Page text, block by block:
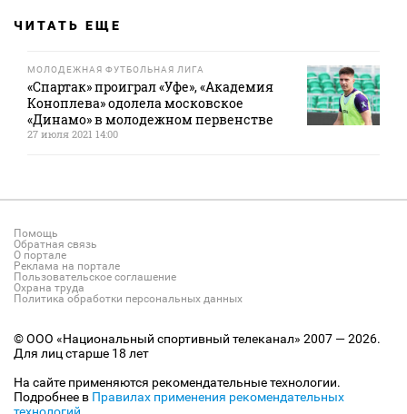
ЧИТАТЬ ЕЩЕ
МОЛОДЕЖНАЯ ФУТБОЛЬНАЯ ЛИГА
«Спартак» проиграл «Уфе», «Академия
Коноплева» одолела московское
«Динамо» в молодежном первенстве
27 июля 2021 14:00
Помощь
Обратная связь
О портале
Реклама на портале
Пользовательское соглашение
Охрана труда
Политика обработки персональных данных
© ООО «Национальный спортивный телеканал» 2007 — 2026.
Для лиц старше 18 лет
На сайте применяются рекомендательные технологии.
Подробнее в Правилах применения рекомендательных